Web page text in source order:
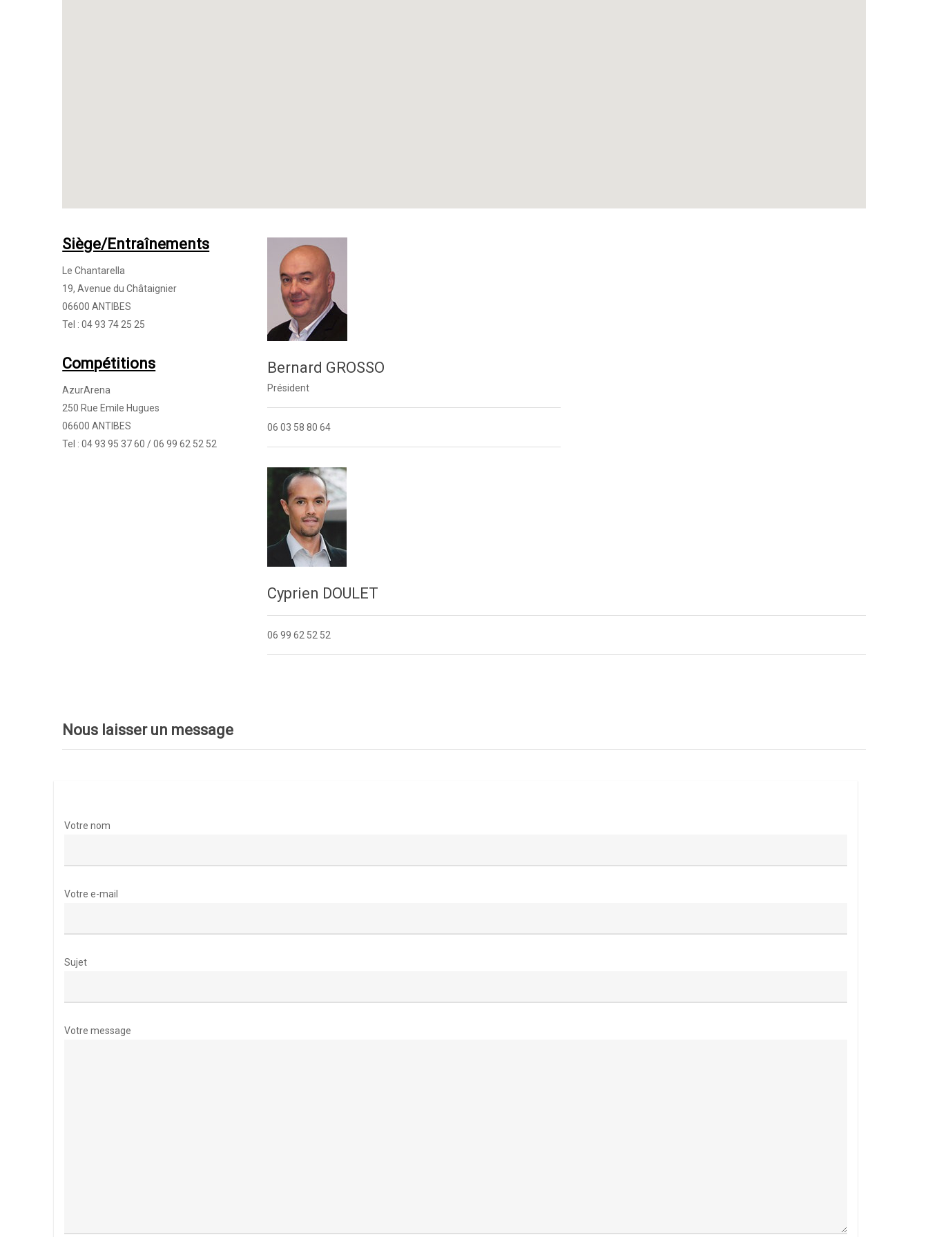
Siège/Entraînements
Le Chantarella
19, Avenue du Châtaignier
06600 ANTIBES
Tel : 04 93 74 25 25
Compétitions
AzurArena
250 Rue Emile Hugues
06600 ANTIBES
Tel : 04 93 95 37 60 / 06 99 62 52 52
Bernard GROSSO
Président
06 03 58 80 64
Cyprien DOULET
06 99 62 52 52
Nous laisser un message
Votre nom
Votre e-mail
Sujet
Votre message